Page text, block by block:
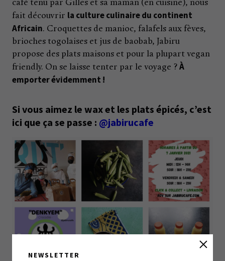
NEWSLETTER
café tenu par Gilles et sa maman (en cuisine), nous
fait découvrir la culture culinaire du continent
Africain. Croquettes de manioc, falafels aux fèves,
brioches togolaises et jus de baobab, Jabiru
propose des plats maisons et pour la plupart vegan
friendly. On se laisse tenter par le voyage ? À
emporter évidemment !
Si vous aimez le wax et les plats épicés, c’est
ici que ça se passe : @jabirucafe